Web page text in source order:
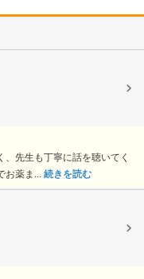
先生も丁寧に話を聴いてく
お薬ま... 続きを読む